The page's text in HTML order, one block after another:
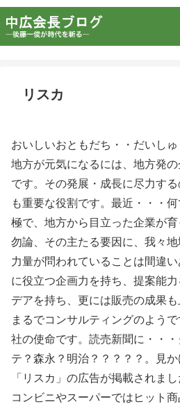
リスカ
おいしいおともだち・・だいしゅ
地方が元気になるには、地方発
です。その発展・成長に尽力す
も重要な役割です。最近・・・
極で、地方から目立った企業が育
勿論、その主たる要因に、我々
力量が問われていることは間違
に役立つ企画力を持ち、提案能
デアを持ち、更には販売の成果も
まるでコンサルティングのよう
社の使命です。読売新聞に・・
テ？森永？明治？？？？？。見
「リスカ」の広告が掲載されまし
コンビニやスーパーではヒット